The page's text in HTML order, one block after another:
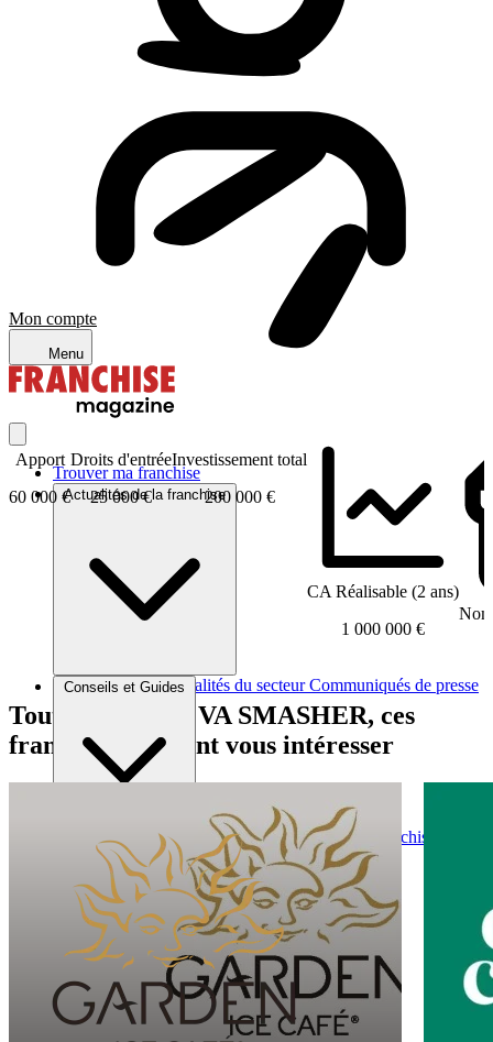
Mon compte
Menu
Trouver ma franchise
Actualités de la franchise
Brèves et actus Actualités du secteur Communiqués de presse
Conseils et Guides
Conseils généraux Devenir franchisé Devenir franchiseur
Apport
60 000 €
Droits d'entrée
25 000 €
Investissement total
200 000 €
CA Réalisable (2 ans)
1 000 000 €
Tout comme ÇA VA SMASHER, ces
franchises peuvent vous intéresser